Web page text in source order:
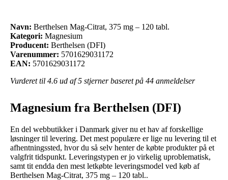
Navn: Berthelsen Mag-Citrat, 375 mg – 120 tabl.
Kategori: Magnesium
Producent: Berthelsen (DFI)
Varenummer: 5701629031172
EAN: 5701629031172
Vurderet til 4.6 ud af 5 stjerner baseret på 44 anmeldelser
Magnesium fra Berthelsen (DFI)
En del webbutikker i Danmark giver nu et hav af forskellige
løsninger til levering. Det mest populære er lige nu levering til et
afhentningssted, hvor du så selv henter de købte produkter på et
valgfrit tidspunkt. Leveringstypen er jo virkelig uproblematisk,
samt tit endda den mest letkøbte leveringsmodel ved køb af
Berthelsen Mag-Citrat, 375 mg – 120 tabl..